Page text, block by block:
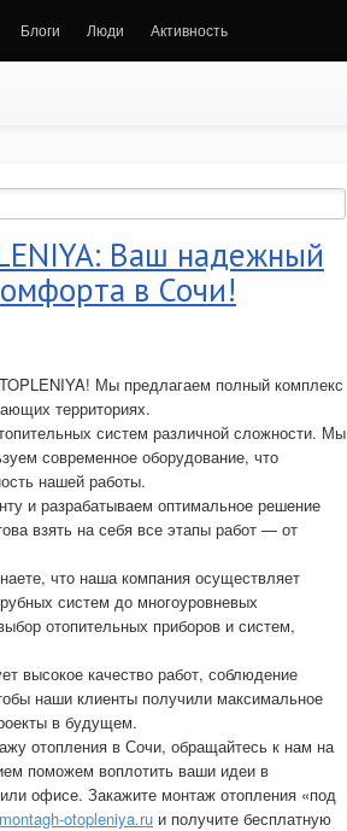
Блоги Люди Активность
Ваш надежный
в Сочи!
Мы предлагаем полный комплекс
территориях.
систем различной сложности. Мы
современное оборудование, что
нашей работы.
и разрабатываем оптимальное решение
взять на себя все этапы работ — от
что наша компания осуществляет
систем до многоуровневых
отопительных приборов и систем,
высокое качество работ, соблюдение
наши клиенты получили максимальное
в будущем.
отопления в Сочи, обращайтесь к нам на
поможем воплотить ваши идеи в
офисе. Закажите монтаж отопления «под
otopleniya.ru и получите бесплатную